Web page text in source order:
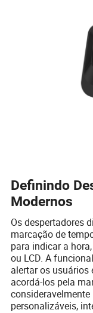
Definindo
Modernos
Os despertadores
marcação de
para indicar a
ou LCD. A
alertar os usuários
acordá-los pela
personalizáveis,